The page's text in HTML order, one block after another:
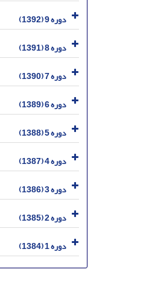
دوره 9 (1392)
دوره 8 (1391)
دوره 7 (1390)
دوره 6 (1389)
دوره 5 (1388)
دوره 4 (1387)
دوره 3 (1386)
دوره 2 (1385)
دوره 1 (1384)